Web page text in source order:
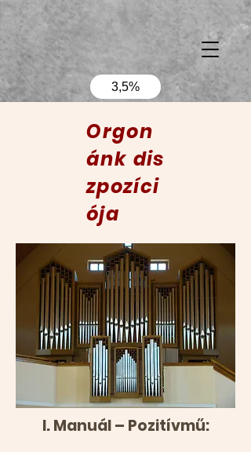
3,5%
Orgon
ánk dis
zpozíci
ója
I. Manuál – Pozitívmű: